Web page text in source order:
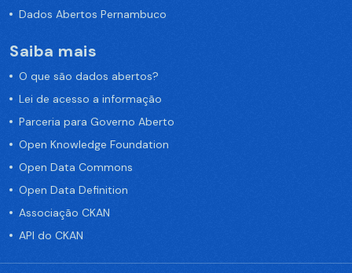
Dados Abertos Pernambuco
Saiba mais
O que são dados abertos?
Lei de acesso a informação
Parceria para Governo Aberto
Open Knowledge Foundation
Open Data Commons
Open Data Definition
Associação CKAN
API do CKAN